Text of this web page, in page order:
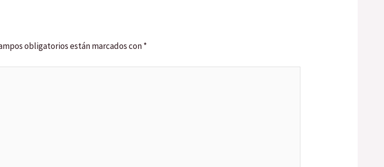
obligatorios están marcados con*